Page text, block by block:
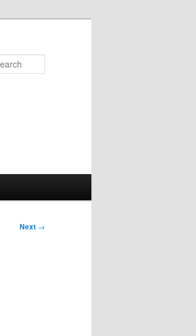
Next →